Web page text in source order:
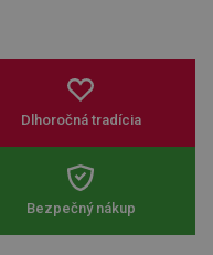
Dlhoročná tradícia
Bezpečný nákup